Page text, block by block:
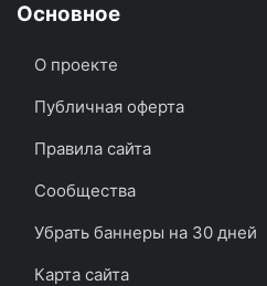
Основное
О проекте
Публичная оферта
Правила сайта
Сообщества
Убрать баннеры на 30 дней
Карта сайта